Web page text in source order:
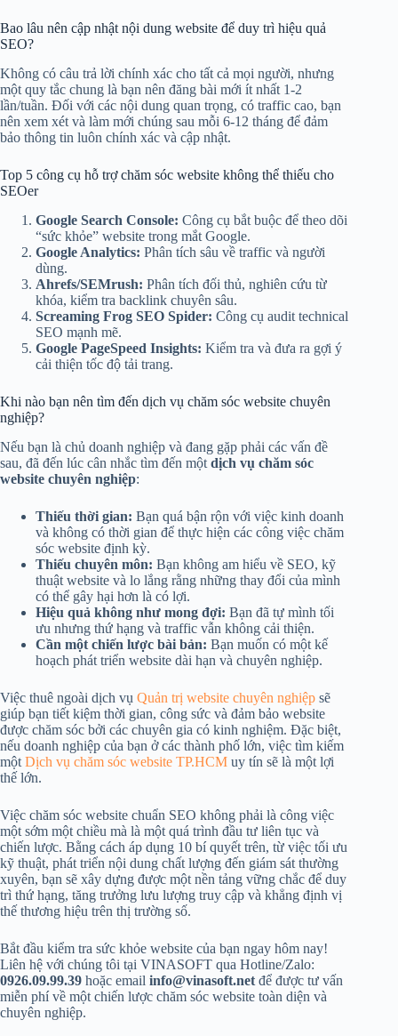
Bao lâu nên cập nhật nội dung website để duy trì hiệu quả
SEO?
Không có câu trả lời chính xác cho tất cả mọi người, nhưng
một quy tắc chung là bạn nên đăng bài mới ít nhất 1-2
lần/tuần. Đối với các nội dung quan trọng, có traffic cao, bạn
nên xem xét và làm mới chúng sau mỗi 6-12 tháng để đảm
bảo thông tin luôn chính xác và cập nhật.
Top 5 công cụ hỗ trợ chăm sóc website không thể thiếu cho
SEOer
Google Search Console: Công cụ bắt buộc để theo dõi
“sức khỏe” website trong mắt Google.
Google Analytics: Phân tích sâu về traffic và người
dùng.
Ahrefs/SEMrush: Phân tích đối thủ, nghiên cứu từ
khóa, kiểm tra backlink chuyên sâu.
Screaming Frog SEO Spider: Công cụ audit technical
SEO mạnh mẽ.
Google PageSpeed Insights: Kiểm tra và đưa ra gợi ý
cải thiện tốc độ tải trang.
Khi nào bạn nên tìm đến dịch vụ chăm sóc website chuyên
nghiệp?
Nếu bạn là chủ doanh nghiệp và đang gặp phải các vấn đề
sau, đã đến lúc cân nhắc tìm đến một dịch vụ chăm sóc
website chuyên nghiệp:
Thiếu thời gian: Bạn quá bận rộn với việc kinh doanh
và không có thời gian để thực hiện các công việc chăm
sóc website định kỳ.
Thiếu chuyên môn: Bạn không am hiểu về SEO, kỹ
thuật website và lo lắng rằng những thay đổi của mình
có thể gây hại hơn là có lợi.
Hiệu quả không như mong đợi: Bạn đã tự mình tối
ưu nhưng thứ hạng và traffic vẫn không cải thiện.
Cần một chiến lược bài bản: Bạn muốn có một kế
hoạch phát triển website dài hạn và chuyên nghiệp.
Việc thuê ngoài dịch vụ Quản trị website chuyên nghiệp sẽ
giúp bạn tiết kiệm thời gian, công sức và đảm bảo website
được chăm sóc bởi các chuyên gia có kinh nghiệm. Đặc biệt,
nếu doanh nghiệp của bạn ở các thành phố lớn, việc tìm kiếm
một Dịch vụ chăm sóc website TP.HCM uy tín sẽ là một lợi
thế lớn.
Việc chăm sóc website chuẩn SEO không phải là công việc
một sớm một chiều mà là một quá trình đầu tư liên tục và
chiến lược. Bằng cách áp dụng 10 bí quyết trên, từ việc tối ưu
kỹ thuật, phát triển nội dung chất lượng đến giám sát thường
xuyên, bạn sẽ xây dựng được một nền tảng vững chắc để duy
trì thứ hạng, tăng trưởng lưu lượng truy cập và khẳng định vị
thế thương hiệu trên thị trường số.
Bắt đầu kiểm tra sức khỏe website của bạn ngay hôm nay!
Liên hệ với chúng tôi tại VINASOFT qua Hotline/Zalo:
0926.09.99.39 hoặc email info@vinasoft.net để được tư vấn
miễn phí về một chiến lược chăm sóc website toàn diện và
chuyên nghiệp.